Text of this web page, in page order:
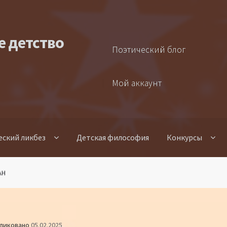
детство Поэтический блог
Мой аккаунт
ликбез Детская философия Конкурсы
05.02.2025